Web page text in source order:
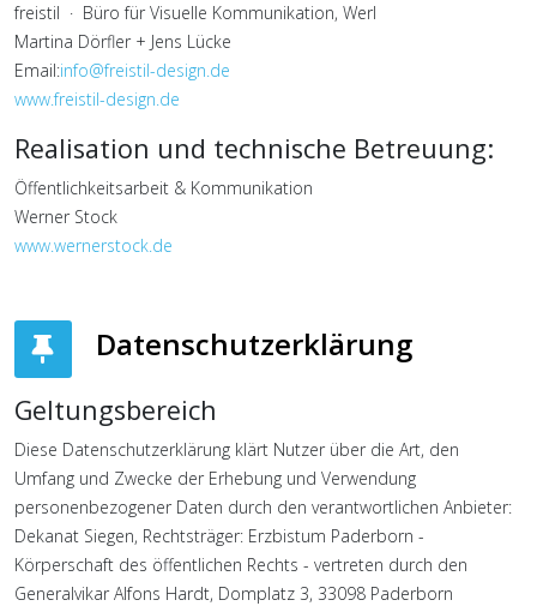
freistil · Büro für Visuelle Kommunikation, Werl
Martina Dörfler + Jens Lücke
Email:info@freistil-design.de
www.freistil-design.de
Realisation und technische Betreuung:
Öffentlichkeitsarbeit & Kommunikation
Werner Stock
www.wernerstock.de
Datenschutzerklärung
Geltungsbereich
Diese Datenschutzerklärung klärt Nutzer über die Art, den
Umfang und Zwecke der Erhebung und Verwendung
personenbezogener Daten durch den verantwortlichen Anbieter:
Dekanat Siegen, Rechtsträger: Erzbistum Paderborn -
Körperschaft des öffentlichen Rechts - vertreten durch den
Generalvikar Alfons Hardt, Domplatz 3, 33098 Paderborn